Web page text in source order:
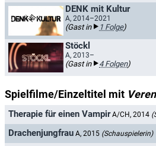
DENK mit Kultur
A, 2014–2021
(Gast in 1 Folge)
Stöckl
A, 2013–
(Gast in 4 Folgen)
Spielfilme/Einzeltitel mit
Therapie für einen Vampir A/CH, 2014
Drachenjungfrau A, 2015 (Schauspielerin)